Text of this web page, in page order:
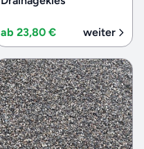
ab 23,80 € weiter